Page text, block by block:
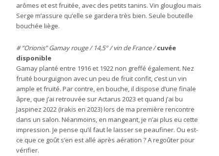
arômes et est fruitée, avec des petits tanins. Vin glouglou mais
Serge m’assure qu’elle se gardera très bien. Seule bouteille
bouchée liège.
# “Orionis” Gamay rouge / 14,5° / vin de France /cuvée
disponible
Gamay planté entre 1916 et 1922 non greffé également. Nez
fruité bourguignon avec un peu de fruit confit, c’est un vin
ample et fruité. Par contre, en bouche, il dispose d’une finale
âpre, que j’ai retrouvée sur Actarus 2023 et quand j’ai bu
Jaspinez 2022 (Irakis en 2023) lors de ma première rencontre
dans un salon. Néanmoins, en mangeant, je n’ai plus eu cette
impression. Je pense qu’il faut le laisser se peaufiner. Ou est-
ce que ce goût s’en est allé après aération ? A regoûter pour
vérifier.